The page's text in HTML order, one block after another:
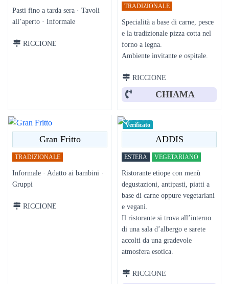
Pasti fino a tarda sera · Tavoli
all’aperto · Informale
RICCIONE
TRADIZIONALE
Specialità a base di carne, pesce
e la tradizionale pizza cotta nel
forno a legna.
Ambiente invitante e ospitale.
RICCIONE
CHIAMA
Gran Fritto
TRADIZIONALE
Informale · Adatto ai bambini ·
Gruppi
RICCIONE
Verificato
ADDIS
ESTERA VEGETARIANO
Ristorante etiope con menù
degustazioni, antipasti, piatti a
base di carne oppure vegetariani
e vegani.
Il ristorante si trova all’interno
di una sala d’albergo e sarete
accolti da una gradevole
atmosfera esotica.
RICCIONE